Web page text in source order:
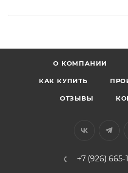
О КОМПАНИИ
КАК КУПИТЬ
ОТЗЫВЫ
+7 (926) 665-